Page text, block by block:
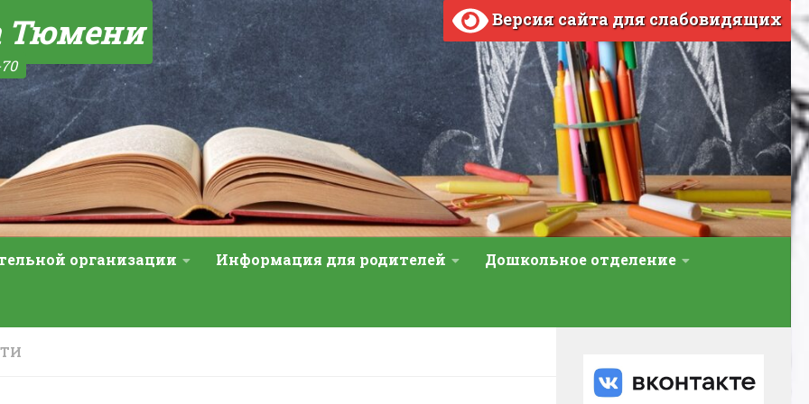
Тюмени Версия сайта для слабовидящих
организации Информация для родителей Дошкольное отделение